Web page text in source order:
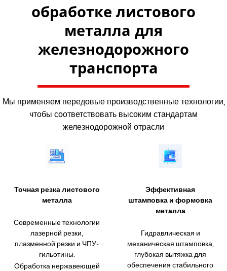
обработке листового
металла для
железнодорожного
транспорта
Мы применяем передовые производственные технологии,
чтобы соответствовать высоким стандартам
железнодорожной отрасли
Точная резка листового
металла
Современные технологии
лазерной резки,
плазменной резки и ЧПУ-
гильотины.
Обработка нержавеющей
Эффективная
штамповка и формовка
металла
Гидравлическая и
механическая штамповка,
глубокая вытяжка для
обеспечения стабильного